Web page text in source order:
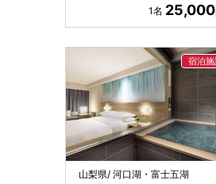
25,000
山梨県/ 河口湖・富士五湖